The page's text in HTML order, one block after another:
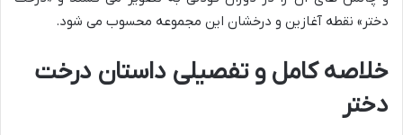
دختر» نقطه آغازین و درخشان این مجموعه محسوب می شود.
خلاصه کامل و تفصیلی داستان درخت
دختر